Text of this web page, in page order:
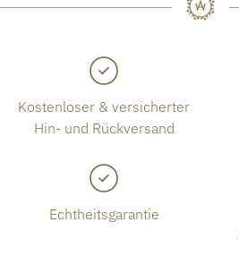
Kostenloser & versicherter
Hin- und Rückversand
Echtheitsgarantie